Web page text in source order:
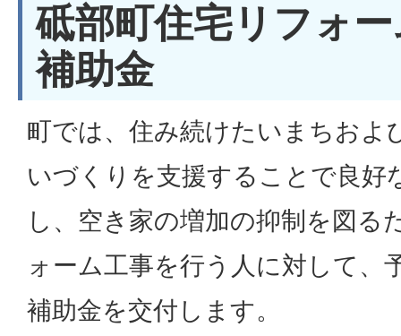
砥部町住宅リフォ
補助金
町では、住み続けたいまちおよ
いづくりを支援することで良好
し、空き家の増加の抑制を図る
ォーム工事を行う人に対して、
補助金を交付します。